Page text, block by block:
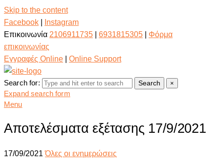
Skip to the content
Facebook
Instagram
Επικοινωνία 2106911735 6931815305
Φόρμα
επικοινωνίας
Εγγραφές Online
Online Support
Search for: Search ×
Expand search form
Menu
Αποτελέσματα εξέτασης 17/9/2021
17/09/2021 Όλες οι ενημερώσεις